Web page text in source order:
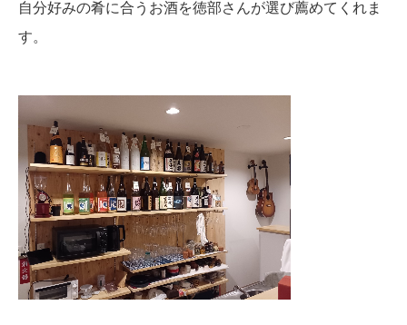
自分好みの肴に合うお酒を徳部さんが選び薦めてくれま
す。